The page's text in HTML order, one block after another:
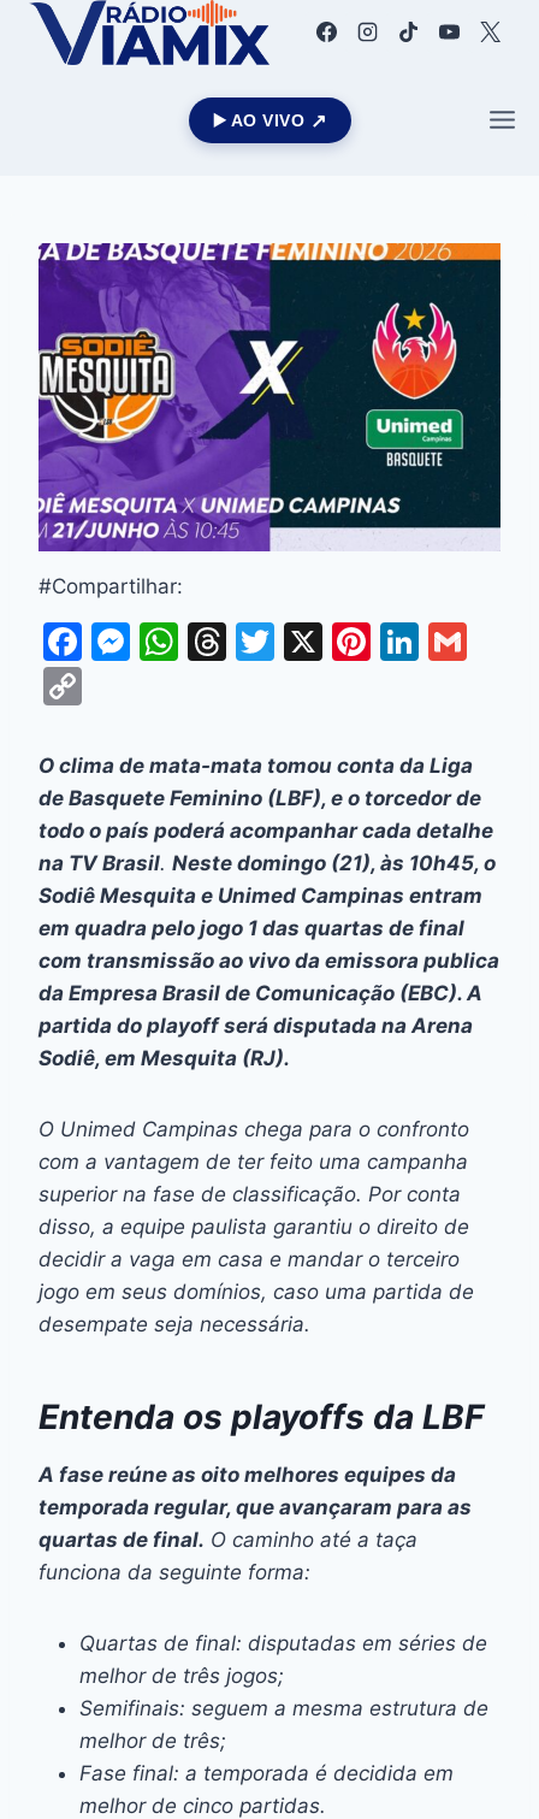
▶️ AO VIVO
#Compartilhar:
F
e
b
o
o
k
M
s
e
n
g
er
W
s
A
p
p
T
a
d
s
T
er
X
Pi
e
st
Li
e
dI
n
l
p
y
Li
n
k
O clima de mata-mata tomou conta da Liga
de Basquete Feminino (LBF), e o torcedor de
todo o país poderá acompanhar cada detalhe
na TV Brasil. Neste domingo (21), às 10h45, o
Sodiê Mesquita e Unimed Campinas entram
em quadra pelo jogo 1 das quartas de final
com transmissão ao vivo da emissora publica
da Empresa Brasil de Comunicação (EBC). A
partida do playoffserá disputada na Arena
Sodiê, em Mesquita (RJ).
O Unimed Campinas chega para o confronto
com a vantagem de ter feito uma campanha
superior na fase de classificação. Por conta
disso, a equipe paulista garantiu o direito de
decidir a vaga em casa e mandar o terceiro
jogo em seus domínios, caso uma partida de
desempate seja necessária.
Entenda os playoffs da LBF
A fase reúne as oito melhores equipes da
temporada regular, que avançaram para as
quartas de final. O caminho até a taça
funciona da seguinte forma:
Quartas de final: disputadas em séries de
melhor de três jogos;
Semifinais: seguem a mesma estrutura de
melhor de três;
Fase final: a temporada é decidida em
melhor de cinco partidas.